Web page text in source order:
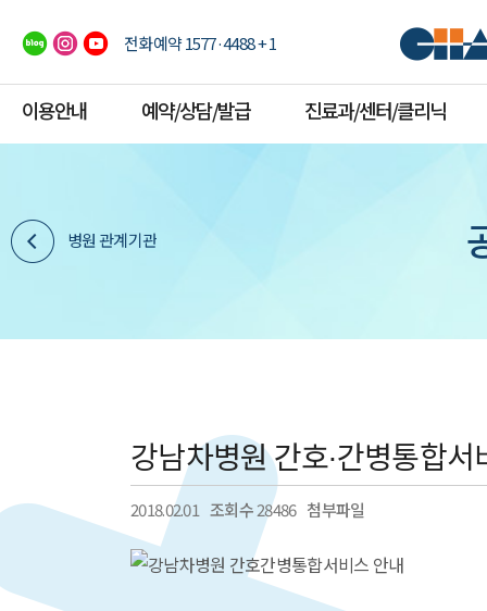
전화예약 1577·4488 + 1
이용안내 예약/상담/발급 진료과/센터/클리닉
병원 관계기관
강남차병원 간호∙간병통합서
2018.02.01 조회수28486 첨부파일